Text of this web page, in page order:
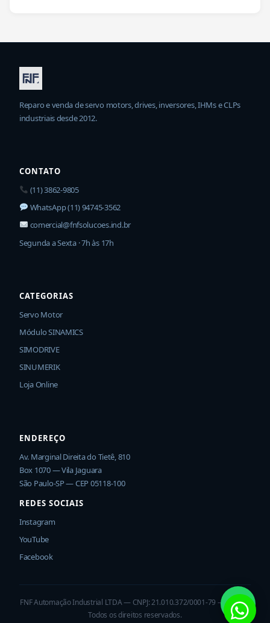
Reparo e venda de servo motors, drives, inversores, IHMs e CLPs
industriais desde 2012.
CONTATO
(11) 3862-9805
WhatsApp (11) 94745-3562
comercial@fnfsolucoes.ind.br
Segunda a Sexta · 7h às 17h
CATEGORIAS
Servo Motor
Módulo SINAMICS
SIMODRIVE
SINUMERIK
Loja Online
ENDEREÇO
Av. Marginal Direita do Tietê, 810
Box 1070 — Vila Jaguara
São Paulo-SP — CEP 05118-100
REDES SOCIAIS
Instagram
YouTube
Facebook
FNF Automação Industrial LTDA — CNPJ: 21.010.372/0001-79 — © 2026
Todos os direitos reservados.